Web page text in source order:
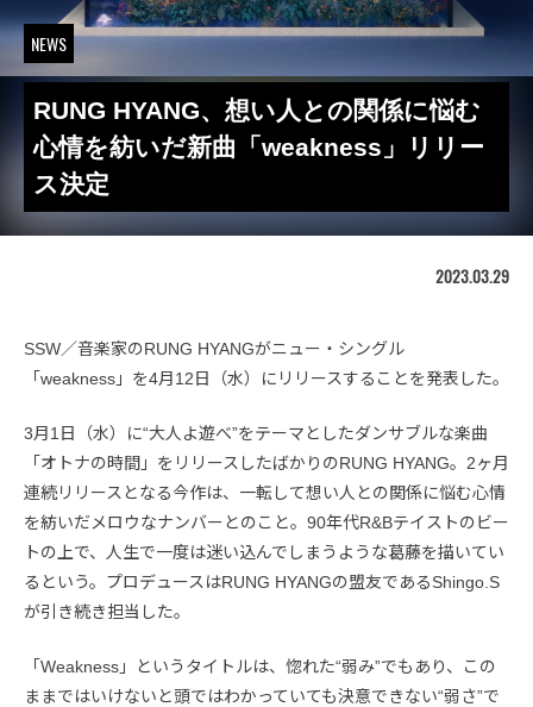
NEWS
RUNG HYANG、想い人との関係に悩む
心情を紡いだ新曲「weakness」リリー
ス決定
2023.03.29
SSW／音楽家のRUNG HYANGがニュー・シングル
「weakness」を4月12日（水）にリリースすることを発表した。
3月1日（水）に“大人よ遊べ”をテーマとしたダンサブルな楽曲
「オトナの時間」をリリースしたばかりのRUNG HYANG。2ヶ月
連続リリースとなる今作は、一転して想い人との関係に悩む心情
を紡いだメロウなナンバーとのこと。90年代R&Bテイストのビー
トの上で、人生で一度は迷い込んでしまうような葛藤を描いてい
るという。プロデュースはRUNG HYANGの盟友であるShingo.S
が引き続き担当した。
「Weakness」というタイトルは、惚れた“弱み”でもあり、この
ままではいけないと頭ではわかっていても決意できない“弱さ”で